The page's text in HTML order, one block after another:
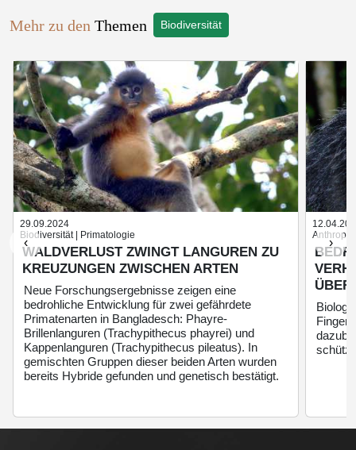
Mehr zu den Themen Biodiversität
‹
29.09.2024
Biodiversität | Primatologie
WALDVERLUST ZWINGT LANGUREN ZU
KREUZUNGEN ZWISCHEN ARTEN
Neue Forschungsergebnisse zeigen eine
bedrohliche Entwicklung für zwei gefährdete
Primatenarten in Bangladesch: Phayre-
Brillenlanguren (Trachypithecus phayrei) und
Kappenlanguren (Trachypithecus pileatus). In
gemischten Gruppen dieser beiden Arten wurden
bereits Hybride gefunden und genetisch bestätigt.
›